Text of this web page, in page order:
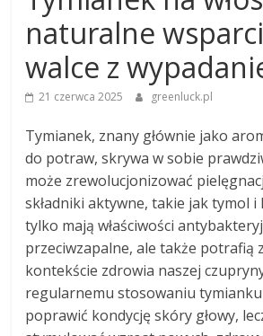
naturalne
walce z
21 czerwca 2025 greenluck.pl
Tymianek, znany głównie jako
do potraw, skrywa w sobie
może zrewolucjonizować
składniki aktywne, takie jak tymol
tylko mają właściwości
przeciwzapalne, ale także potrafią
kontekście zdrowia naszej
regularnemu stosowaniu
poprawić kondycję skóry głowy,